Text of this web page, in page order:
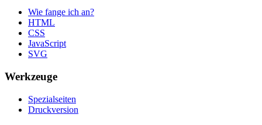
Wie fange ich an?
HTML
CSS
JavaScript
SVG
Werkzeuge
Spezialseiten
Druckversion